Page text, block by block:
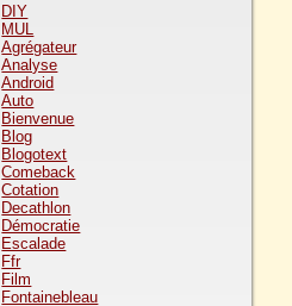
DIY
MUL
Agrégateur
Analyse
Android
Auto
Bienvenue
Blog
Blogotext
Comeback
Cotation
Decathlon
Démocratie
Escalade
Ffr
Film
Fontainebleau